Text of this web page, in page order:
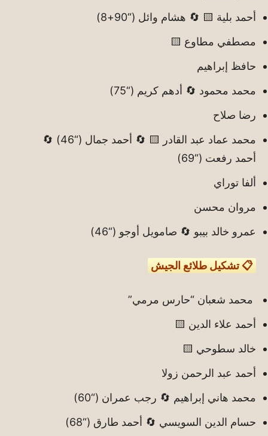
أحمد بلية 🟨 🔄 هشام وائل (“90+8)
مصطفي مطاوع 🟨
حافظ إبراهيم
محمد محمود 🔄 أدهم كريم (“75)
رضا صلاح
محمد عماد عبد القادر 🟨 🔄 أحمد جمال (“46) 🔄
أحمد رفعت (“69)
ألفا توراي
مروان محسن
عمرو خالد بيبو 🔄 صامويل أوجو (“46)
📋 تشكيل طلائع الجيش
محمد شعبان “حارس مرمي”
أحمد علاء الدين 🟨
خالد سطوحي 🟨
أحمد عبد الرحمن زولا
محمد هاني إبراهيم 🔄 رجب عمران (“60)
حسام الدين السويسي 🔄 أحمد طارق (“68)